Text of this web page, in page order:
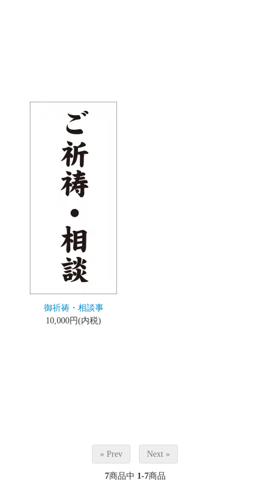
御祈祷・相談事
10,000円(内税)
« Prev Next »
7商品中 1-7商品